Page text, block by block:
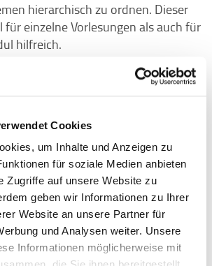
Cookies
um Inhalte und Anzeigen zu
für soziale Medien anbieten
Zugriffe auf unsere Website zu
geben wir Informationen zu Ihrer
Website an unsere Partner für
und Analysen weiter. Unsere
Informationen möglicherweise mit
hierarchisch zu ordnen. Dieser
einzelne Vorlesungen als auch für
hilfreich.
Hinweise während der
die der Dozierende besonders
viele Beispiele verdeutlicht.
»Das ist zentral« oder »Hier liegt
interessant« sind klare
Inhalte. Markiere solche
welche Themen
sind. Viele Dozierende geben hierzu